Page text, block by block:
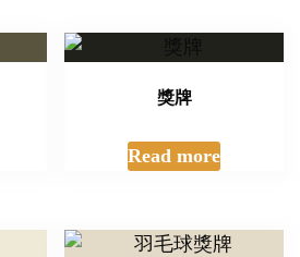
獎牌
Read more